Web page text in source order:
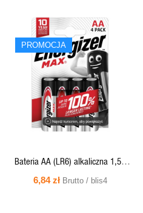
PROMOCJASZYBKI
PODGLĄD
Bateria AA (LR6) alkaliczna 1,5V
MAX Energizer (blister 4 szt.)
6,84 zł Brutto / blis4